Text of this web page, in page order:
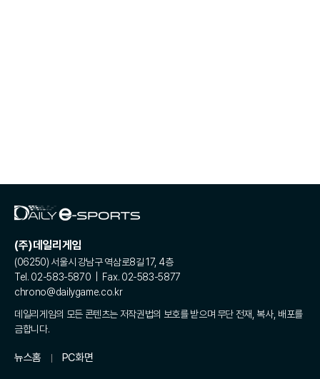
(주)데일리게임
(06250) 서울시 강남구 역삼로8길 17, 4층
Tel. 02-583-5870 | Fax. 02-583-5877
chrono@dailygame.co.kr
데일리게임의 모든 콘텐츠는 저작권법의 보호를 받으며 무단 전재, 복사, 배포를
금합니다.
뉴스홈 PC화면